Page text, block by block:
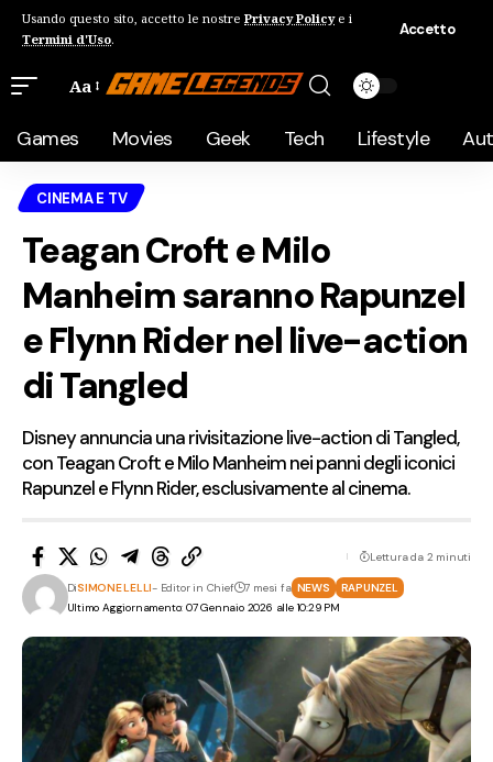
Usando questo sito, accetto le nostre Privacy Policye i
Termini d'Uso.
Accetto
Aa
Games Movies Geek Tech Lifestyle
CINEMA E TV
Teagan Croft e Milo
Manheim saranno Rapunzel
e Flynn Rider nel live-action
di Tangled
Disney annuncia una rivisitazione live-action di Tangled,
con Teagan Croft e Milo Manheim nei panni degli iconici
Rapunzel e Flynn Rider, esclusivamente al cinema.
Ultimo Aggiornamento: 07 Gennaio 2026 alle 10:29 PM
DiSIMONE LELLI- Editor in Chief 7 mesi fa NEWS RAPUNZEL
Lettura da 2 minuti